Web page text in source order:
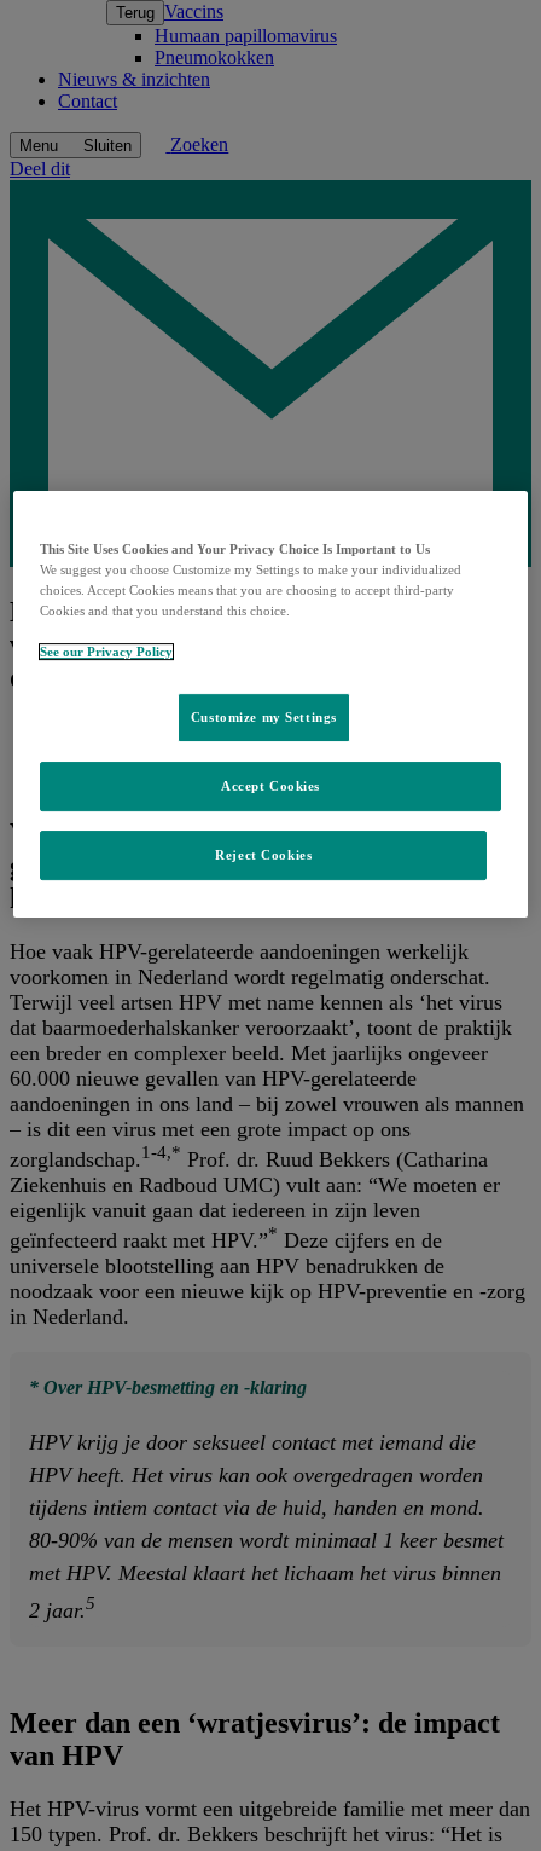
Terug Vaccins
Humaan papillomavirus
Pneumokokken
Nieuws & inzichten
Contact
Menu Sluiten
Zoeken
Deel dit
HPV-infectie: waarom dit ‘onderschatte
virus’ meer aandacht verdient dan u
denkt
V
an 60.000 nieuwe HPV-gerelateerde
gevallen per jaar naar concrete
handvatten voor uw praktijk
Hoe vaak HPV-gerelateerde aandoeningen werkelijk
voorkomen in Nederland wordt regelmatig onderschat.
Terwijl veel artsen HPV met name kennen als ‘het virus
dat baarmoederhalskanker veroorzaakt’, toont de praktijk
een breder en complexer beeld. Met jaarlijks ongeveer
60.000 nieuwe gevallen van HPV-gerelateerde
aandoeningen in ons land – bij zowel vrouwen als mannen
– is dit een virus met een grote impact op ons
zorglandschap.1-4,* Prof. dr. Ruud Bekkers (Catharina
Ziekenhuis en Radboud UMC) vult aan: “We moeten er
eigenlijk vanuit gaan dat iedereen in zijn leven
geïnfecteerd raakt met HPV.”* Deze cijfers en de
universele blootstelling aan HPV benadrukken de
noodzaak voor een nieuwe kijk op HPV-preventie en -zorg
in Nederland.
* Over HPV-besmetting en -klaring
HPV krijg je door seksueel contact met iemand die
HPV heeft. Het virus kan ook overgedragen worden
tijdens intiem contact via de huid, handen en mond.
80-90% van de mensen wordt minimaal 1 keer besmet
met HPV. Meestal klaart het lichaam het virus binnen
2 jaar.5
Meer dan een ‘wratjesvirus’: de impact
van HPV
Het HPV-virus vormt een uitgebreide familie met meer dan
150 typen. Prof. dr. Bekkers beschrijft het virus: “Het is
This Site Uses Cookies and Your Privacy Choice Is Important to Us
We suggest you choose Customize my Settings to make your individualized
choices. Accept Cookies means that you are choosing to accept third-party
Cookies and that you understand this choice.
See our Privacy Policy
Customize my Settings
Reject Cookies
Accept Cookies